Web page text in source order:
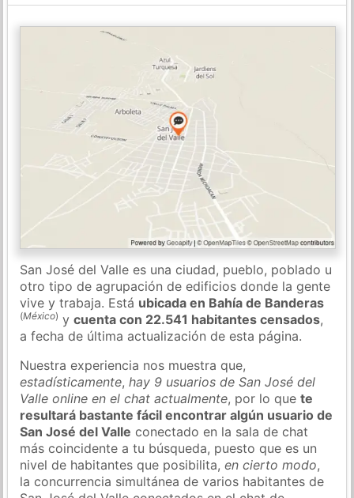
San José del Valle es una ciudad, pueblo, poblado u
otro tipo de agrupación de edificios donde la gente
vive y trabaja. Está ubicada en Bahía de Banderas
(México) ycuenta con 22.541 habitantes censados,
a fecha de última actualización de esta página.
Nuestra experiencia nos muestra que,
estadísticamente,hay 9 usuarios de San José del
Valle online en el chat actualmente, por lo quete
resultará bastante fácil encontrar algún usuario de
San José del Valle conectado en la sala de chat
más coincidente a tu búsqueda, puesto que es un
nivel de habitantes que posibilita,en cierto modo,
la concurrencia simultánea de varios habitantes de